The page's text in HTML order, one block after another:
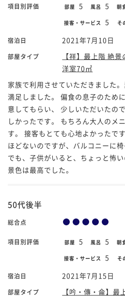
項目別評価 部屋 5 風呂 5 朝
接客・サービス 5 そ
宿泊日 2021年7月10日
部屋タイプ
【祥】最上階 絶
洋室70㎡
家族で利用させていただきました
満足しました。 偏食の息子のため
意してもらい、 少しいただいたの
しかったです。 もちろん大人のメ
す。 接客もとても心地よかったで
ほどないのですが、バルコニーに椅
でも、子供がいると、ちょっと怖い
景色は最高でした。
50代後半
総合点
項目別評価 部屋 5 風呂 5 朝
接客・サービス 5 そ
宿泊日 2021年7月15日
部屋タイプ
【吟・傳・侖】